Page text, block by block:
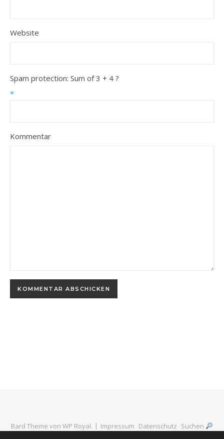
Website
Spam protection: Sum of 3 + 4 ?
*
Kommentar
Bard Theme vonWP Royal. Impressum Datenschutz Suchen